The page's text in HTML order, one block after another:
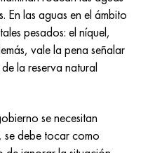
En las aguas en el ámbito
pesados: el níquel,
vale la pena señalar
la reserva natural
se necesitan
se debe tocar como